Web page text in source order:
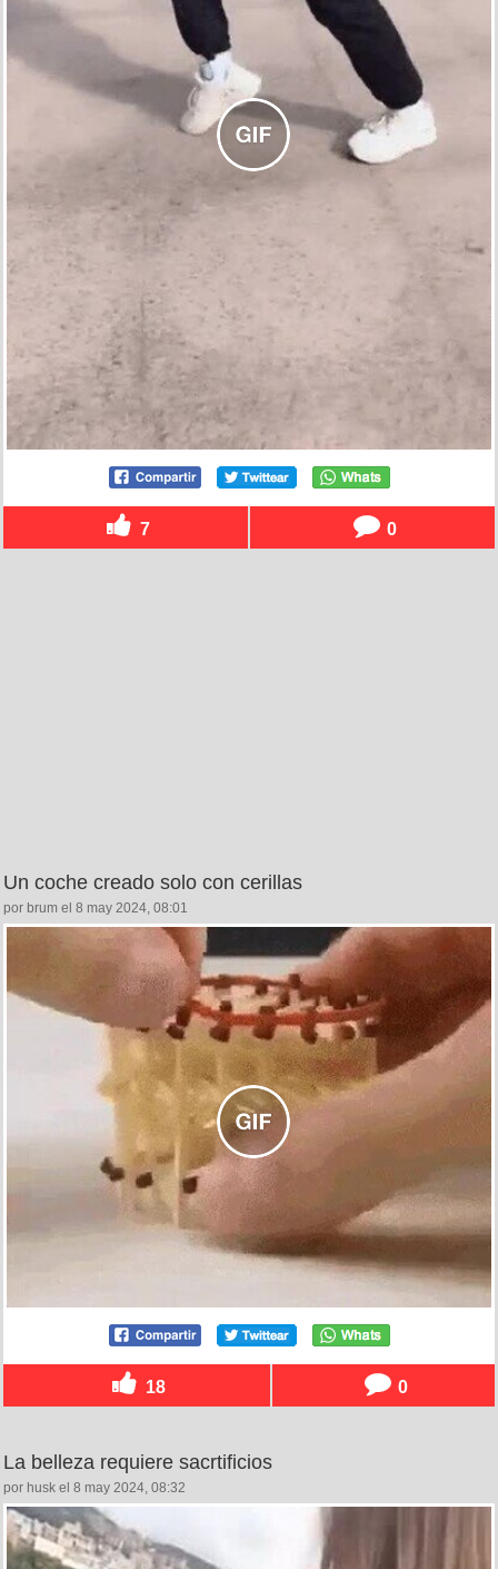
7 0
Un coche creado solo con cerillas
por brum el 8 may 2024, 08:01
18 0
La belleza requiere sacrtificios
por husk el 8 may 2024, 08:32